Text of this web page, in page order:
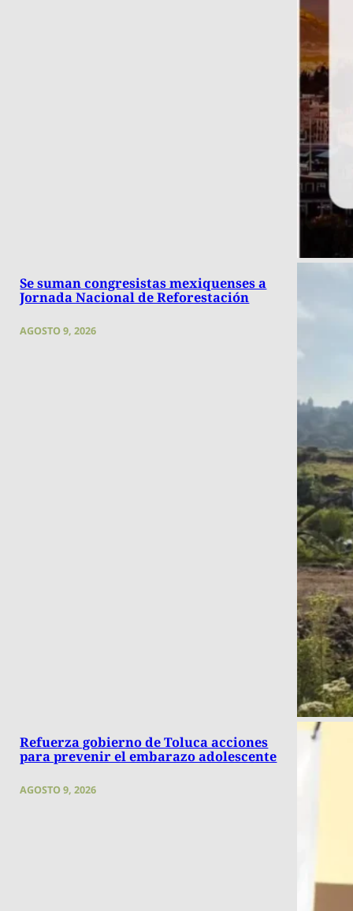
Se suman congresistas mexiquenses a
Jornada Nacional de Reforestación
AGOSTO 9, 2026
Refuerza gobierno de Toluca acciones
para prevenir el embarazo adolescente
AGOSTO 9, 2026